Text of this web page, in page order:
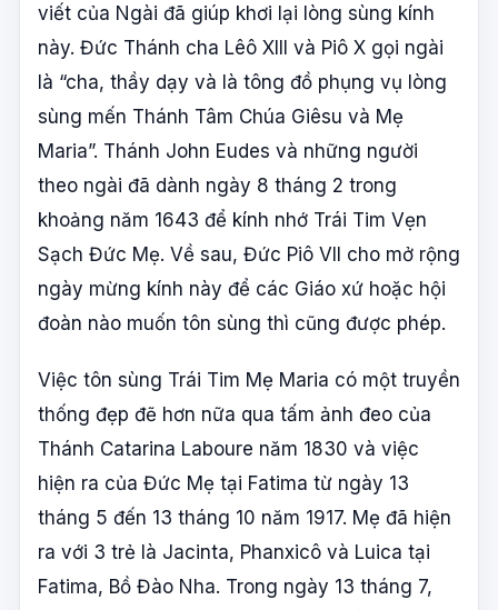
viết của Ngài đã giúp khơi lại lòng sùng kính
này. Đức Thánh cha Lêô XIII và Piô X gọi ngài
là “cha, thầy dạy và là tông đồ phụng vụ lòng
sùng mến Thánh Tâm Chúa Giêsu và Mẹ
Maria”. Thánh John Eudes và những người
theo ngài đã dành ngày 8 tháng 2 trong
khoảng năm 1643 để kính nhớ Trái Tim Vẹn
Sạch Đức Mẹ. Về sau, Đức Piô VII cho mở rộng
ngày mừng kính này để các Giáo xứ hoặc hội
đoàn nào muốn tôn sùng thì cũng được phép.
Việc tôn sùng Trái Tim Mẹ Maria có một truyền
thống đẹp đẽ hơn nữa qua tấm ảnh đeo của
Thánh Catarina Laboure năm 1830 và việc
hiện ra của Đức Mẹ tại Fatima từ ngày 13
tháng 5 đến 13 tháng 10 năm 1917. Mẹ đã hiện
ra với 3 trẻ là Jacinta, Phanxicô và Luica tại
Fatima, Bồ Đào Nha. Trong ngày 13 tháng 7,